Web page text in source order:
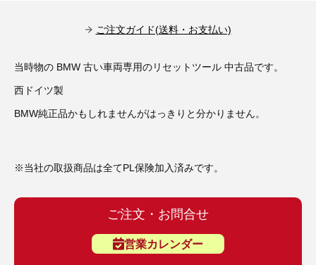
バッテリーチャージャー（4）
ディーゼルインジェクター&グロープラグ ツール（7）
3D プリンターペン（8）
キー関連（19）
ライト関連（6）
ご注文ガイド(送料・お支払い)
当時物の BMW 古い車両専用のリセットツール 中古品です。
西ドイツ製
BMW純正品かもしれませんがはっきりと分かりません。
※当社の取扱商品は全てPL保険加入済みです。
ご注文・お問合せ
営業カレンダー